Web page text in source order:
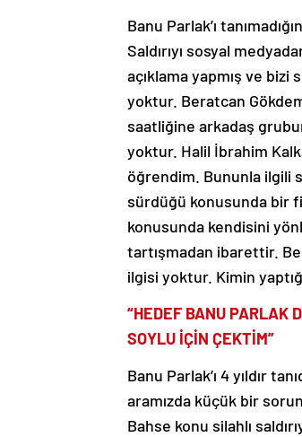
Banu Parlak’ı
Saldırıyı sosyal
açıklama yapmış ve bizi
yoktur. Beratcan
saatliğine arkadaş
yoktur. Halil İbrahim
öğrendim. Bununla ilgili
sürdüğü konusunda bir
konusunda kendisini
tartışmadan ibarettir.
ilgisi yoktur. Kimin
“HEDEF BANU PARLAK
SOYLU İÇİN ÇEKTİM”
Banu Parlak’ı 4 yıldır
aramızda küçük bir
Bahse konu silahlı